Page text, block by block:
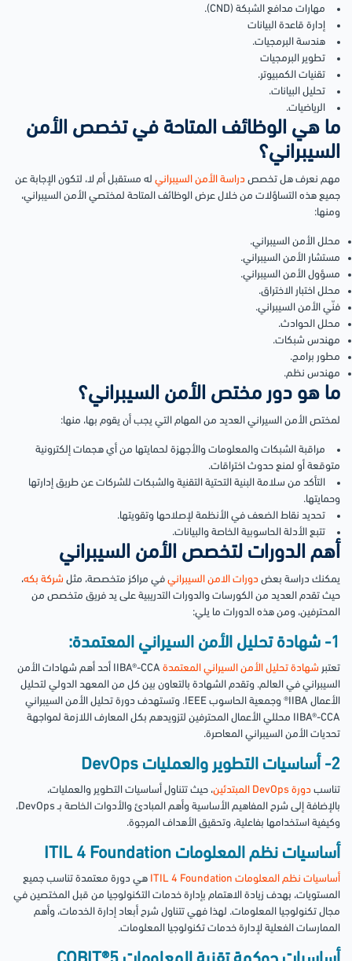
مهارات مدافع الشبكة (CND).
إدارة قاعدة البيانات
هندسة البرمجيات.
تطوير البرمجيات
تقنيات الكمبيوتر.
تحليل البيانات.
الرياضيات.
ما هي الوظائف المتاحة في تخصص الأمن
السيبراني؟
مهم نعرف هل تخصص دراسة الأمن السيبراني له مستقبل أم لا، لتكون الإجابة عن
جميع هذه التساؤلات من خلال عرض الوظائف المتاحة لمختصي الأمن السيبراني،
ومنها:
محلل الأمن السيبراني.
مستشار الأمن السيبراني.
مسؤول الأمن السيبراني.
محلل اختبار الاختراق.
فنّي الأمن السيبراني.
محلل الحوادث.
مهندس شبكات.
مطور برامج.
مهندس نظم.
ما هو دور مختص الأمن السيبراني؟
لمختص الأمن السيراني العديد من المهام التي يجب أن يقوم بها، منها:
مراقبة الشبكات والمعلومات والأجهزة لحمايتها من أي هجمات إلكترونية
متوقعة أو لمنع حدوث اختراقات.
التأكد من سلامة البنية التحتية التقنية والشبكات للشركات عن طريق إدارتها
وحمايتها.
تحديد نقاط الضعف في الأنظمة لإصلاحها وتقويتها.
تتبع الأدلة الحاسوبية الخاصة والبيانات.
أهم الدورات لتخصص الأمن السيبراني
يمكنك دراسة بعض دورات الامن السيبراني في مراكز متخصصة، مثل شركة بكه،
حيث تقدم العديد من الكورسات والدورات التدريبية على يد فريق متخصص من
المحترفين، ومن هذه الدورات ما يلي:
1- شهادة تحليل الأمن السيراني المعتمدة:
تعتبر شهادة تحليل الأمن السيراني المعتمدة
IIBA®-CCA أحد أهم شهادات الأمن
السيبراني في العالم. وتقدم الشهادة بالتعاون بين كل من المعهد الدولي لتحليل
الأعمال IIBA® وجمعية الحاسوب IEEE. وتستهدف دورة تحليل الأمن السيبراني
IIBA®-CCA محللي الأعمال المحترفين لتزويدهم بكل المعارف اللازمة لمواجهة
تحديات الأمن السيبراني المعاصرة.
2- أساسيات التطوير والعمليات DevOps
تناسب دورة DevOps المبتدئين
، حيث تتناول أساسيات التطوير والعمليات،
بالإضافة إلى شرح المفاهيم الأساسية وأهم المبادئ والأدوات الخاصة بـ DevOps،
وكيفية استخدامها بفاعلية، وتحقيق الأهداف المرجوة.
أساسيات نظم المعلومات ITIL 4 Foundation
أساسيات نظم المعلومات ITIL 4 Foundation
هي دورة معتمدة تناسب جميع
المستويات، بهدف زيادة الاهتمام بإدارة خدمات التكنولوجيا من قبل المختصين في
مجال تكنولوجيا المعلومات. لهذا فهي تتناول شرح أبعاد إدارة الخدمات، وأهم
الممارسات الفعلية لإدارة خدمات تكنولوجيا المعلومات.